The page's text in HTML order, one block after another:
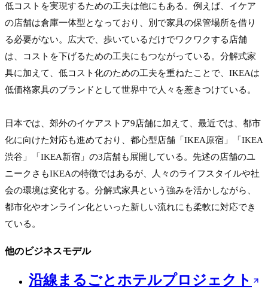
低コストを実現するための工夫は他にもある。例えば、イケア
の店舗は倉庫一体型となっており、別で家具の保管場所を借り
る必要がない。広大で、歩いているだけでワクワクする店舗
は、コストを下げるための工夫にもつながっている。分解式家
具に加えて、低コスト化のための工夫を重ねたことで、IKEAは
低価格家具のブランドとして世界中で人々を惹きつけている。
日本では、郊外のイケアストア9店舗に加えて、最近では、都市
化に向けた対応も進めており、都心型店舗「IKEA原宿」「IKEA
渋谷」「IKEA新宿」の3店舗も展開している。先述の店舗のユ
ニークさもIKEAの特徴ではあるが、人々のライフスタイルや社
会の環境は変化する。分解式家具という強みを活かしながら、
都市化やオンライン化といった新しい流れにも柔軟に対応でき
ている。
他のビジネスモデル
沿線まるごとホテルプロジェクト